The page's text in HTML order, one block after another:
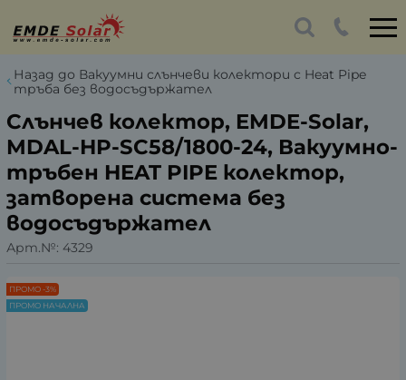
Назад до Вакуумни слънчеви колектори с Heat Pipe
тръба без водосъдържател
Слънчев колектор, EMDE-Solar,
MDAL-HP-SC58/1800-24, Вакуумно-
тръбен HEAT PIPE колектор,
затворена система без
водосъдържател
Арт.№: 4329
ПРОМО -3%
ПРОМО НАЧАЛНА